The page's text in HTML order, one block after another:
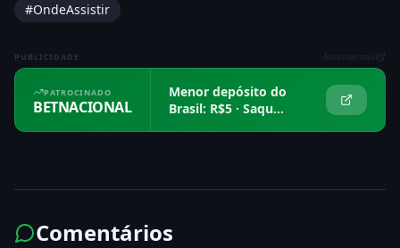
#OndeAssistir
PUBLICIDADE Anunciar aqui
PATROCINADO
BETNACIONAL
Menor depósito do
Brasil: R$5 · Saque
Comentários